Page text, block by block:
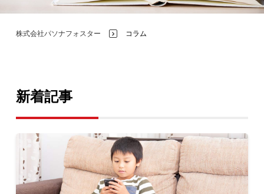
株式会社パソナフォスター >コラム
新着記事